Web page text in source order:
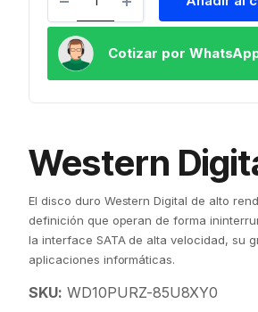
Cotizar por
Western
El disco duro Western Digital de alto
definición que operan de forma
la interface SATA de alta velocidad, su
aplicaciones informáticas.
SKU: WD10PURZ-85U8XY0